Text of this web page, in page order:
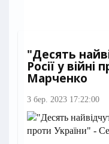
"Десять
Росії у війні
Марченко
3 бер. 2023 17:22:00